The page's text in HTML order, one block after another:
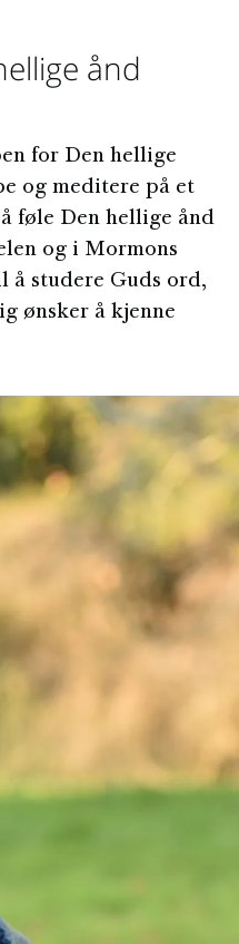
ånd
for Den hellige
og meditere på et
føle Den hellige ånd
og i Mormons
å studere Guds ord,
ønsker å kjenne